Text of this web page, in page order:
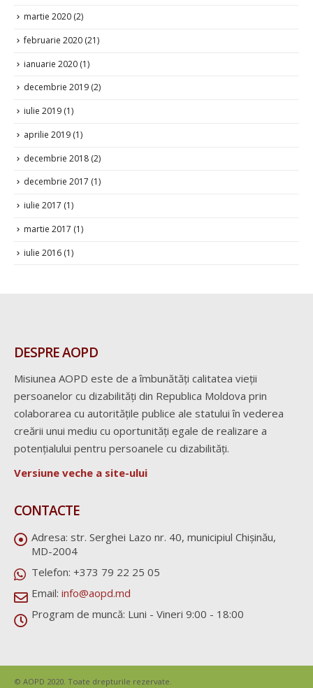
martie 2020 (2)
februarie 2020 (21)
ianuarie 2020 (1)
decembrie 2019 (2)
iulie 2019 (1)
aprilie 2019 (1)
decembrie 2018 (2)
decembrie 2017 (1)
iulie 2017 (1)
martie 2017 (1)
iulie 2016 (1)
DESPRE AOPD
Misiunea AOPD este de a îmbunătăți calitatea vieții
persoanelor cu dizabilități din Republica Moldova prin
colaborarea cu autoritățile publice ale statului în vederea
creării unui mediu cu oportunități egale de realizare a
potențialului pentru persoanele cu dizabilități.
Versiune veche a site-ului
CONTACTE
Adresa: str. Serghei Lazo nr. 40, municipiul Chișinău,
MD-2004
Telefon: +373 79 22 25 05
Email: info@aopd.md
Program de muncă: Luni - Vineri 9:00 - 18:00
© AOPD 2020. Toate drepturile rezervate.